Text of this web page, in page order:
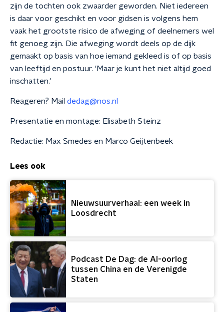
zijn de tochten ook zwaarder geworden. Niet iedereen
is daar voor geschikt en voor gidsen is volgens hem
vaak het grootste risico de afweging of deelnemers wel
fit genoeg zijn. Die afweging wordt deels op de dijk
gemaakt op basis van hoe iemand gekleed is of op basis
van leeftijd en postuur. 'Maar je kunt het niet altijd goed
inschatten.'
Reageren? Mail dedag@nos.nl
Presentatie en montage: Elisabeth Steinz
Redactie: Max Smedes en Marco Geijtenbeek
Lees ook
Nieuwsuurverhaal: een week in
Loosdrecht
Podcast De Dag: de AI-oorlog
tussen China en de Verenigde
Staten